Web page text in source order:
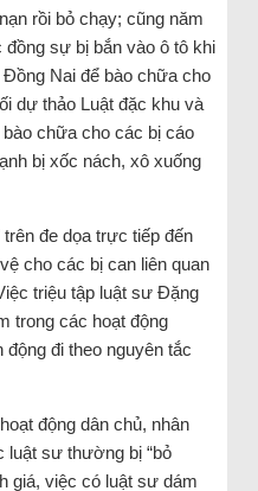
rồi bỏ chạy; cũng năm
sự bị bắn vào ô tô khi
Nai để bào chữa cho
dự thảo Luật đặc khu và
chữa cho các bị cáo
bị xốc nách, xô xuống
đe dọa trực tiếp đến
cho các bị can liên quan
triệu tập luật sư Đặng
trong các hoạt động
đi theo nguyên tắc
động dân chủ, nhân
luật sư thường bị “bỏ
giá, việc có luật sư dám